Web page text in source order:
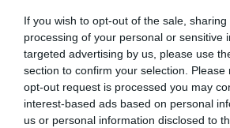
If you wish to opt-out of the sale,
processing of your personal or sensitive
targeted advertising by us, please use
section to confirm your selection.
opt-out request is processed you may
interest-based ads based on personal
us or personal information disclosed to
Air peace and love 🙂
LAISSER UN